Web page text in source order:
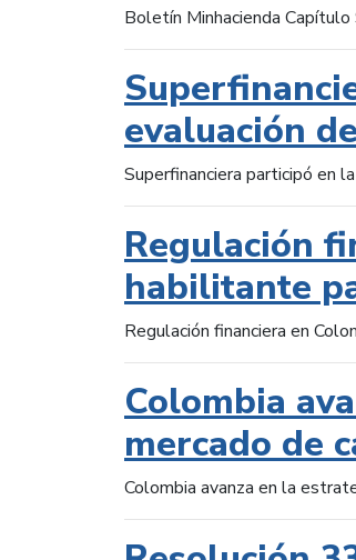
Boletín Minhacienda
evaluación
Superfinanciera participó en
Regulación
habilitante
Regulación financiera en
Colombia
mercado de
Colombia avanza en la